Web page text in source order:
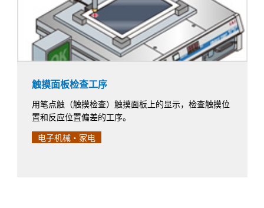
触摸面板检查工序
用笔点触（触摸检查）触摸面板上的显示，检查触摸位
置和反应位置偏差的工序。
电子机械・家电